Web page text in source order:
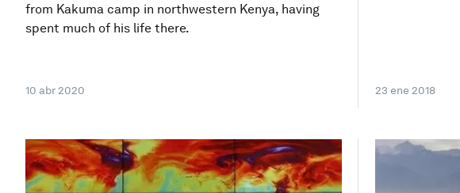
from Kakuma camp in northwestern Kenya, having
spent much of his life there.
10 abr 2020 23 ene 2018